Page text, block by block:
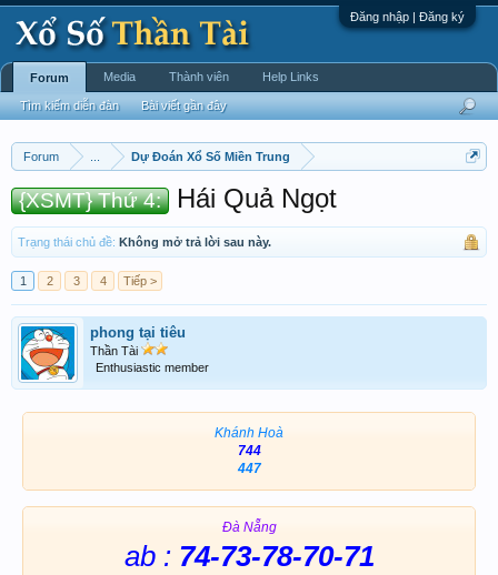
Đăng nhập | Đăng ký
Forum Dự Đoán Xổ Số Miền Trung
{XSMT} Thứ 4: Hái Quả Ngọt
Trạng thái chủ đề: Không mở trả lời sau này.
1 2 3 4 Tiếp >
phong tại tiêu
Thần Tài
Enthusiastic member
Khánh Hoà
744
447
Đà Nẵng
ab : 74-73-78-70-71
Forum
Tìm kiếm diễn đàn Bài viết gần đây
Media Thành viên Help Links